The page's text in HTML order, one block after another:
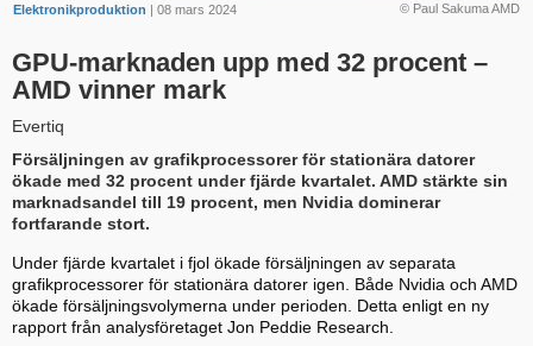
© Paul Sakuma AMD
Elektronikproduktion | 08 mars 2024
GPU-marknaden upp med 32 procent –
AMD vinner mark
Evertiq
Försäljningen av grafikprocessorer för stationära datorer
ökade med 32 procent under fjärde kvartalet. AMD stärkte sin
marknadsandel till 19 procent, men Nvidia dominerar
fortfarande stort.
Under fjärde kvartalet i fjol ökade försäljningen av separata
grafikprocessorer för stationära datorer igen. Både Nvidia och AMD
ökade försäljningsvolymerna under perioden. Detta enligt en ny
rapport från analysföretaget Jon Peddie Research.